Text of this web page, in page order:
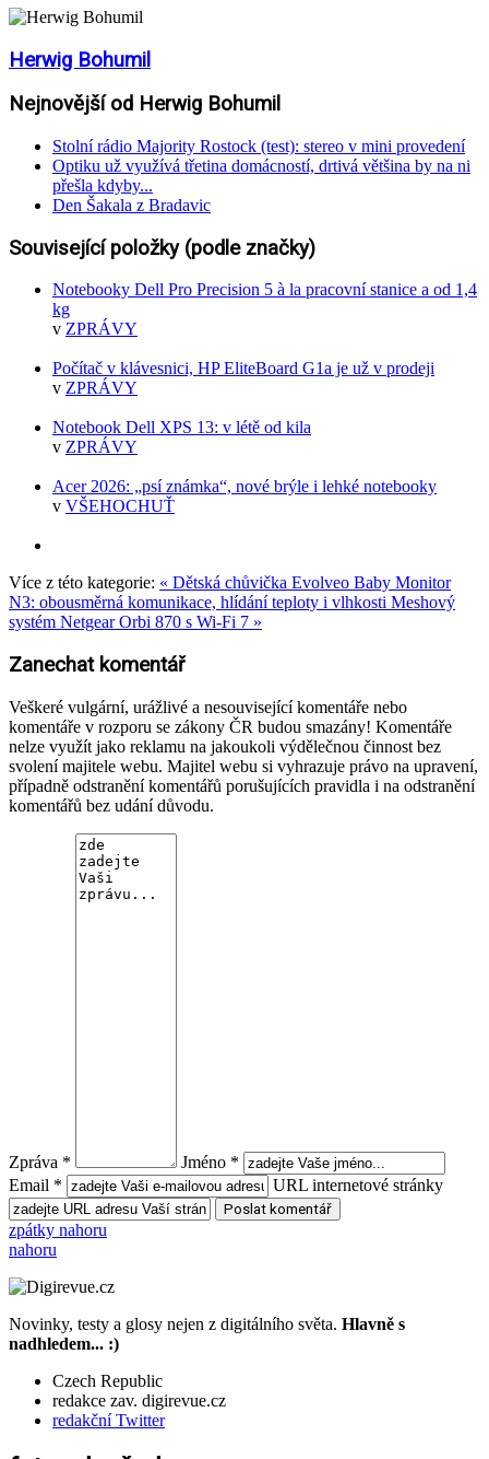
Herwig Bohumil
Nejnovější od Herwig Bohumil
Stolní rádio Majority Rostock (test): stereo v mini provedení
Optiku už využívá třetina domácností, drtivá většina by na ni
přešla kdyby...
Den Šakala z Bradavic
Související položky (podle značky)
Notebooky Dell Pro Precision 5 à la pracovní stanice a od 1,4
kg
v ZPRÁVY
Počítač v klávesnici, HP EliteBoard G1a je už v prodeji
v ZPRÁVY
Notebook Dell XPS 13: v létě od kila
v ZPRÁVY
Acer 2026: „psí známka“, nové brýle i lehké notebooky
v VŠEHOCHUŤ
Více z této kategorie: « Dětská chůvička Evolveo Baby Monitor
N3: obousměrná komunikace, hlídání teploty i vlhkosti Meshový
systém Netgear Orbi 870 s Wi-Fi 7 »
Zanechat komentář
Veškeré vulgární, urážlivé a nesouvisející komentáře nebo
komentáře v rozporu se zákony ČR budou smazány! Komentáře
nelze využít jako reklamu na jakoukoli výdělečnou činnost bez
svolení majitele webu. Majitel webu si vyhrazuje právo na upravení,
případně odstranění komentářů porušujících pravidla i na odstranění
komentářů bez udání důvodu.
Zpráva *
Jméno *
Email *
URL internetové stránky
zpátky nahoru
nahoru
Novinky, testy a glosy nejen z digitálního světa. Hlavně s
nadhledem... :)
Czech Republic
redakce zav. digirevue.cz
redakční Twitter